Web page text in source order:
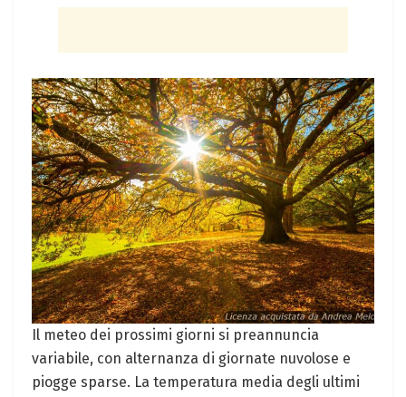
Il meteo dei prossimi giorni si preannuncia
variabile, con alternanza di giornate nuvolose e
piogge sparse. La temperatura media degli ultimi